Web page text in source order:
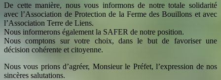
De cette manière, nous vous informons de notre totale solidarité
avec l’Association de Protection de la Ferme des Bouillons et avec
l’Association Terre de Liens.
Nous informerons également la SAFER de notre position.
Nous comptons sur votre choix, dans le but de favoriser une
décision cohérente et citoyenne.
Nous vous prions d’agréer, Monsieur le Préfet, l’expression de nos
sincères salutations.